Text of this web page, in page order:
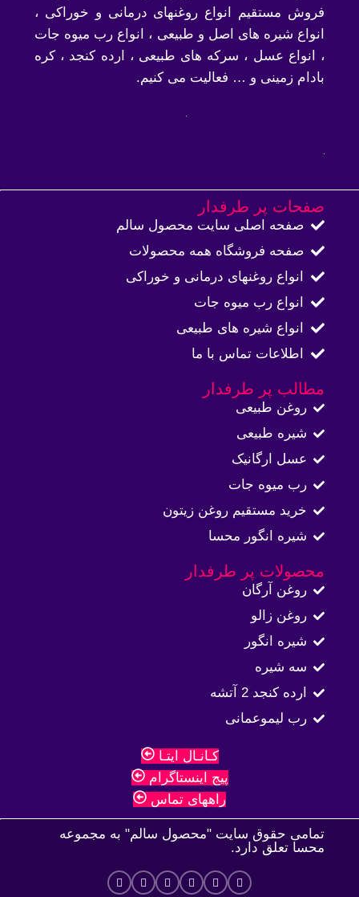
فروش مستقیم انواع روغنهای درمانی و خوراکی ،
انواع شیره های اصل و طبیعی ، انواع رب میوه جات
، انواع عسل ، سرکه های طبیعی ، ارده کنجد ، کره
بادام زمینی و … فعالیت می کنیم.
صفحات پر طرفدار
صفحه اصلی سایت محصول سالم
صفحه فروشگاه همه محصولات​
انواع روغنهای درمانی و خوراکی
انواع رب میوه جات
انواع شیره های طبیعی
اطلاعات تماس با ما​
مطالب پر طرفدار
روغن طبیعی
شیره طبیعی
عسل ارگانیک
رب میوه جات
خرید مستقیم روغن زیتون
شیره انگور محسا
محصولات پر طرفدار
روغن آرگان
روغن زالو
شیره انگور
سه شیره
ارده کنجد 2 آتشه
رب لیموعمانی
کـانـال ایتـا
پیج اینستاگرام
راههای تماس
تمامی حقوق سایت "محصول سالم" به مجموعه
محسا تعلق دارد.